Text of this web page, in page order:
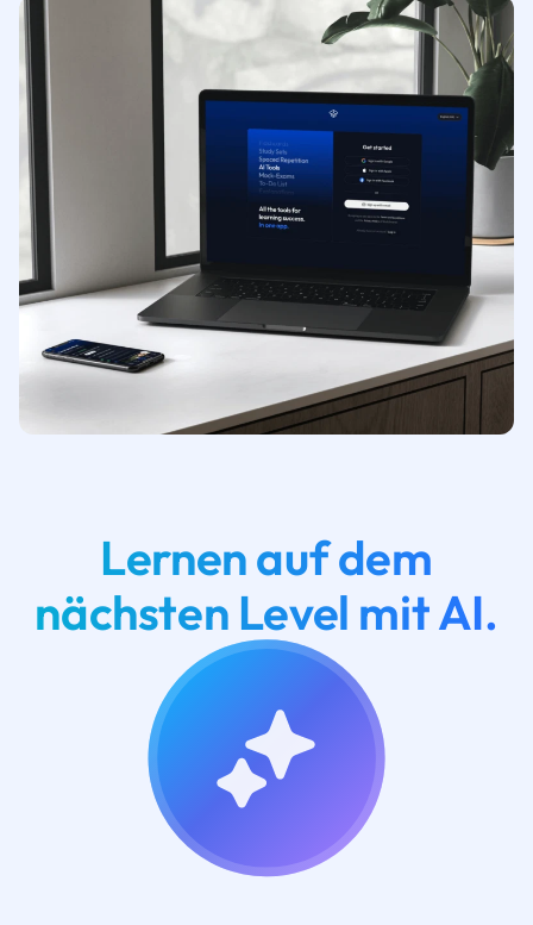
Lernen auf dem
nächsten Level mit AI.